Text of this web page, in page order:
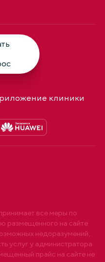
клиники
все меры по
размещенного на сайте
недоразумений,
услуг у администратора
прайс на сайте не